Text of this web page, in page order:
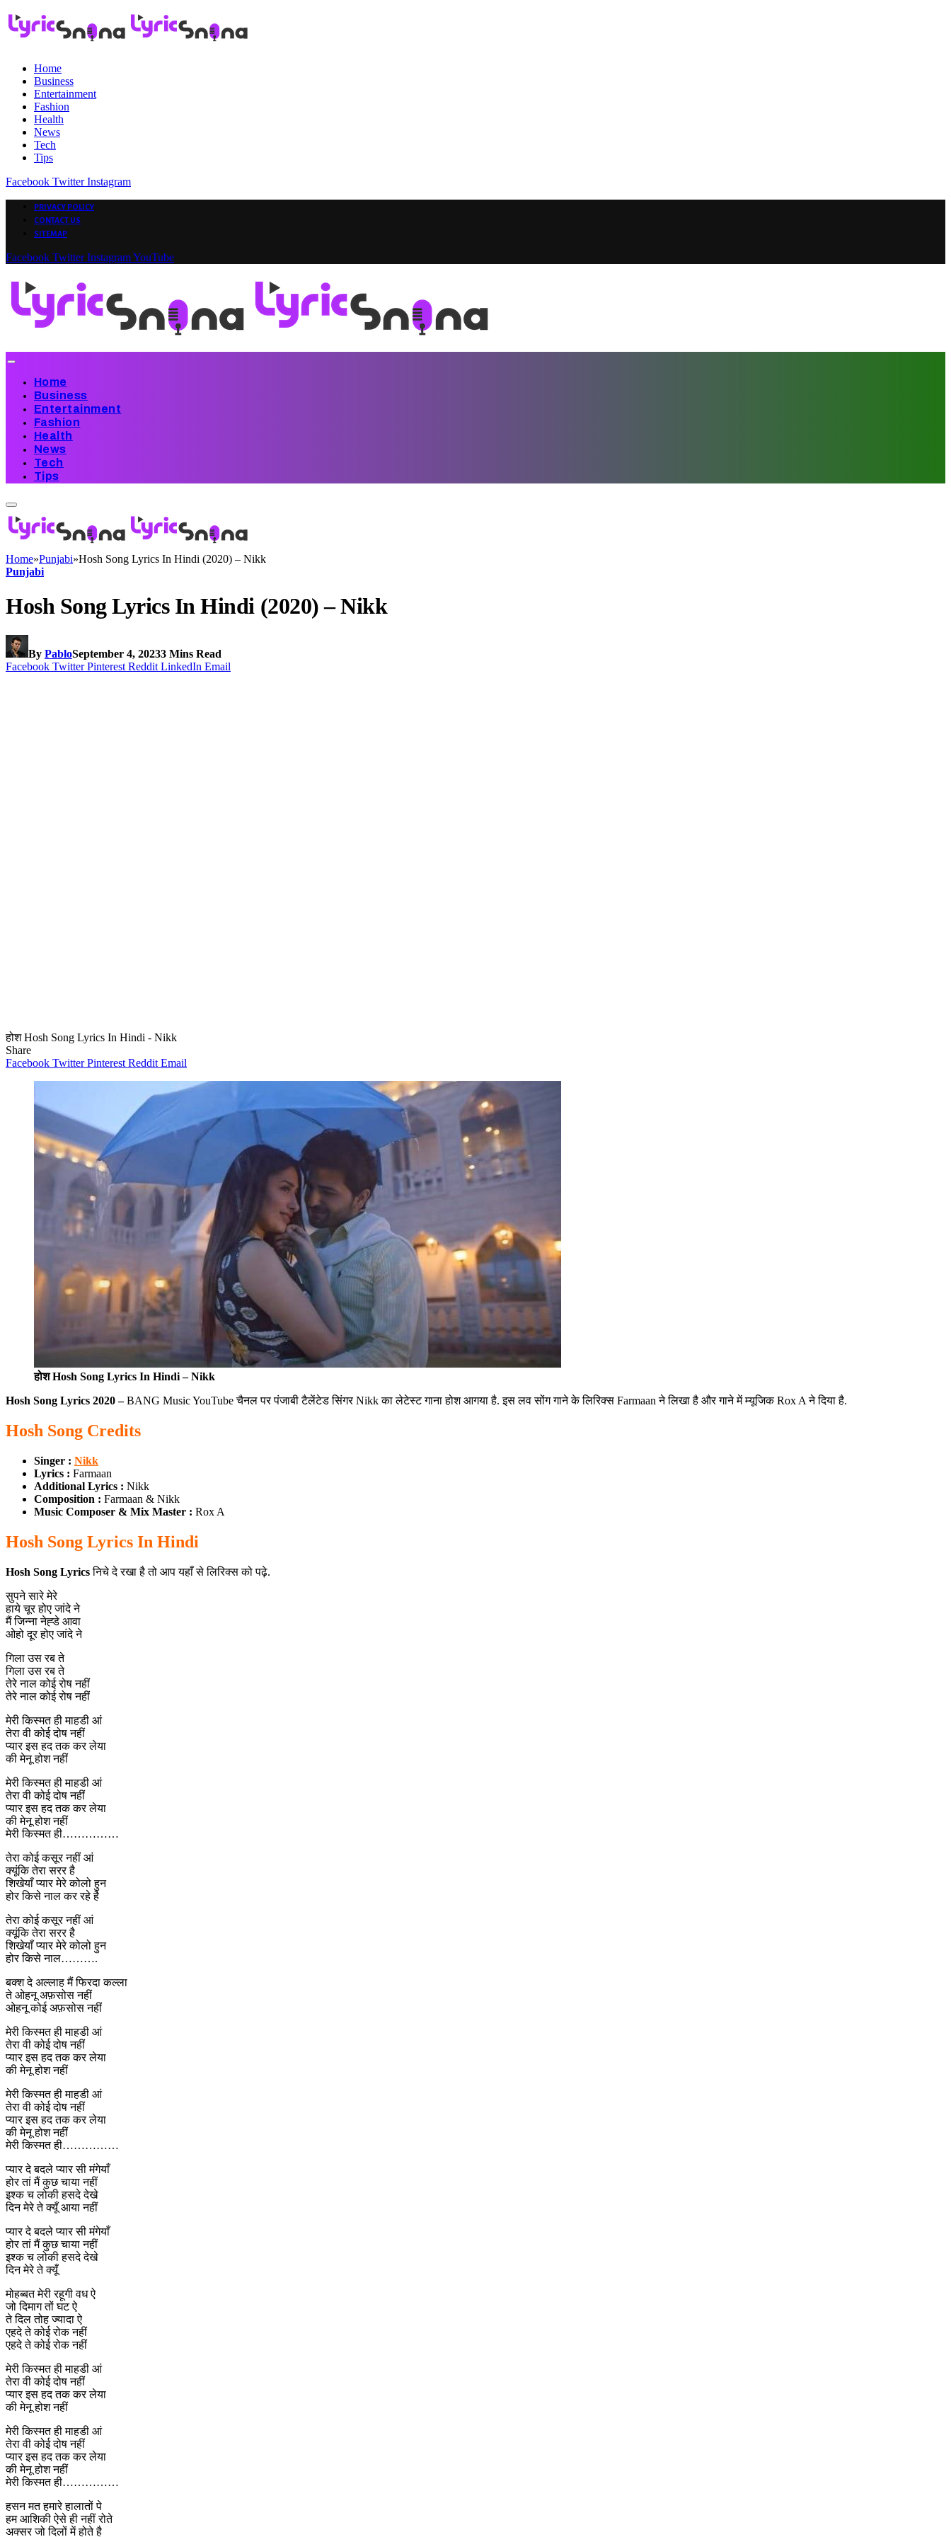
Home
Business
Entertainment
Fashion
Health
News
Tech
Tips
Facebook Twitter Instagram
PRIVACY POLICY
CONTACT US
SITEMAP
Facebook Twitter InstagramYouTube
Home
Business
Entertainment
Fashion
Health
News
Tech
Tips
Home»Punjabi»Hosh Song Lyrics In Hindi (2020) – Nikk
Punjabi
Hosh Song Lyrics In Hindi (2020) – Nikk
By PabloSeptember 4, 20233 Mins Read
Facebook Twitter Pinterest Reddit LinkedIn Email
होश Hosh Song Lyrics In Hindi - Nikk
Share
Facebook Twitter Pinterest Reddit Email
होश Hosh Song Lyrics In Hindi – Nikk
Hosh Song Lyrics 2020 –BANG Music YouTube चैनल पर पंजाबी टैलेंटेड सिंगर Nikk का लेटेस्ट गाना होश आगया है. इस लव सोंग गाने के लिरिक्स Farmaan ने लिखा है और गाने में म्यूजिक Rox A ने दिया है.
Hosh Song Credits
Singer : Nikk
Lyrics : Farmaan
Additional Lyrics : Nikk
Composition : Farmaan & Nikk
Music Composer & Mix Master : Rox A
Hosh Song Lyrics In Hindi
Hosh Song Lyricsनिचे दे रखा है तो आप यहाँ से लिरिक्स को पढ़े.
सुपने सारे मेरे
हाये चूर होए जांदे ने
मैं जिन्ना नेह्डे आवा
ओहो दूर होए जांदे ने
गिला उस रब ते
गिला उस रब ते
तेरे नाल कोई रोष नहीं
तेरे नाल कोई रोष नहीं
मेरी किस्मत ही माहडी आं
तेरा वी कोई दोष नहीं
प्यार इस हद तक कर लेया
की मेनू होश नहीं
मेरी किस्मत ही माहडी आं
तेरा वी कोई दोष नहीं
प्यार इस हद तक कर लेया
की मेनू होश नहीं
मेरी किस्मत ही……………
तेरा कोई कसूर नहीं आं
क्यूंकि तेरा सरर है
शिखेयाँ प्यार मेरे कोलो हुन
होर किसे नाल कर रहे है
तेरा कोई कसूर नहीं आं
क्यूंकि तेरा सरर है
शिखेयाँ प्यार मेरे कोलो हुन
होर किसे नाल……….
बक्श दे अल्लाह मैं फिरदा कल्ला
ते ओहनू अफ़सोस नहीं
ओहनू कोई अफ़सोस नहीं
मेरी किस्मत ही माहडी आं
तेरा वी कोई दोष नहीं
प्यार इस हद तक कर लेया
की मेनू होश नहीं
मेरी किस्मत ही माहडी आं
तेरा वी कोई दोष नहीं
प्यार इस हद तक कर लेया
की मेनू होश नहीं
मेरी किस्मत ही……………
प्यार दे बदले प्यार सी मंगेयाँ
होर तां मैं कुछ चाया नहीं
इश्क च लोकी हसदे देखे
दिन मेरे ते क्यूँ आया नहीं
प्यार दे बदले प्यार सी मंगेयाँ
होर तां मैं कुछ चाया नहीं
इश्क च लोकी हसदे देखे
दिन मेरे ते क्यूँ
मोहब्बत मेरी रहूगी वध ऐ
जो दिमाग तों घट ऐ
ते दिल तोह ज्यादा ऐ
एहदे ते कोई रोक नहीं
एहदे ते कोई रोक नहीं
मेरी किस्मत ही माहडी आं
तेरा वी कोई दोष नहीं
प्यार इस हद तक कर लेया
की मेनू होश नहीं
मेरी किस्मत ही माहडी आं
तेरा वी कोई दोष नहीं
प्यार इस हद तक कर लेया
की मेनू होश नहीं
मेरी किस्मत ही……………
हसन मत हमारे हालातों पे
हम आशिकी ऐसे ही नहीं रोते
अक्सर जो दिलों में होते है